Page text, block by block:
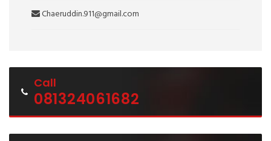
Chaeruddin.911@gmail.com
Call
081324061682